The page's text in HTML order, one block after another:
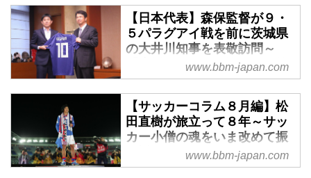
得。これをパトリックが冷静に沈
めてスコアを２－２とし、敵地で
勝ち点１を奪った。
松本が逆転勝ちし、11戦ぶりの白
星を挙げた（Ｊ１は５月26日・名
古屋戦以来）。立ち上がりに失点
を喫し、苦しい展開になったが、
終盤に盛り返した。75分、高橋諒
のクロスに阪野豊史が頭で合わせ
て同点。83分には高橋諒が勝ち越
しゴールをマークした。5月26日
の名古屋戦以来の勝利となった。
浦和は5戦勝ちなし。松本が息を
【日本代表】森保監督が９・
５パラグアイ戦を前に茨城県
の大井川知事を表敬訪問～
「応援してくれる皆さんを笑
顔に」 - ベースボール・マガ
ジン社WEB
８月20日、日本代表の森保一監督
が茨城県の大井川和彦知事を表敬
訪問した。９月５日には、同県の
カシマスタジアムで『キリンチャ
www.bbm-japan.com
【サッカーコラム８月編】松
田直樹が旅立って８年～サッ
カー小僧の魂をいま改めて振
り返る - ベースボール・マガ
ジン社WEB
www.bbm-japan.com